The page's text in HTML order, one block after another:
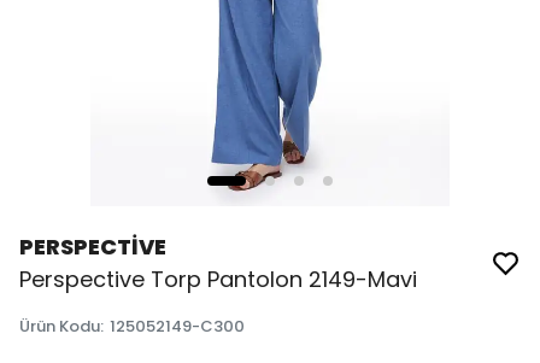
PERSPECTİVE
Perspective Torp Pantolon 2149-Mavi
Ürün Kodu: 125052149-C300